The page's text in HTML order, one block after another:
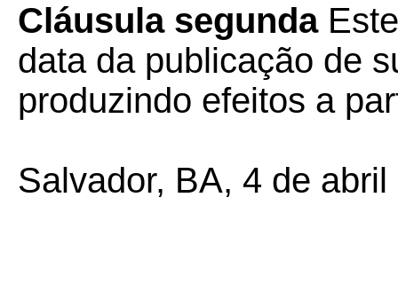
Cláusula segunda
data da publicação de
produzindo efeitos a
Salvador, BA, 4 de